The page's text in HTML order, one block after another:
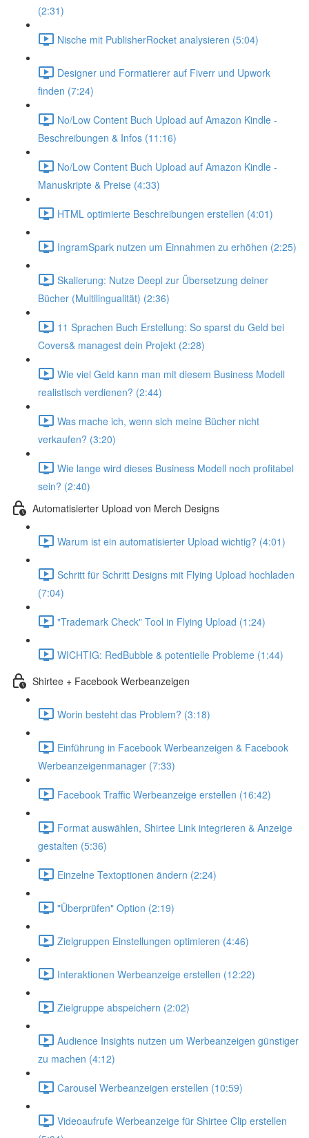
(2:31)
Nische mit PublisherRocket analysieren (5:04)
Designer und Formatierer auf Fiverr und Upwork
finden (7:24)
No/Low Content Buch Upload auf Amazon Kindle -
Beschreibungen & Infos (11:16)
No/Low Content Buch Upload auf Amazon Kindle -
Manuskripte & Preise (4:33)
HTML optimierte Beschreibungen erstellen (4:01)
IngramSpark nutzen um Einnahmen zu erhöhen (2:25)
Skalierung: Nutze Deepl zur Übersetzung deiner
Bücher (Multilingualität) (2:36)
11 Sprachen Buch Erstellung: So sparst du Geld bei
Covers& managest dein Projekt (2:28)
Wie viel Geld kann man mit diesem Business Modell
realistisch verdienen? (2:44)
Was mache ich, wenn sich meine Bücher nicht
verkaufen? (3:20)
Wie lange wird dieses Business Modell noch profitabel
sein? (2:40)
Automatisierter Upload von Merch Designs
Warum ist ein automatisierter Upload wichtig? (4:01)
Schritt für Schritt Designs mit Flying Upload hochladen
(7:04)
"Trademark Check" Tool in Flying Upload (1:24)
WICHTIG: RedBubble & potentielle Probleme (1:44)
Shirtee + Facebook Werbeanzeigen
Worin besteht das Problem? (3:18)
Einführung in Facebook Werbeanzeigen & Facebook
Werbeanzeigenmanager (7:33)
Facebook Traffic Werbeanzeige erstellen (16:42)
Format auswählen, Shirtee Link integrieren & Anzeige
gestalten (5:36)
Einzelne Textoptionen ändern (2:24)
"Überprüfen" Option (2:19)
Zielgruppen Einstellungen optimieren (4:46)
Interaktionen Werbeanzeige erstellen (12:22)
Zielgruppe abspeichern (2:02)
Audience Insights nutzen um Werbeanzeigen günstiger
zu machen (4:12)
Carousel Werbeanzeigen erstellen (10:59)
Videoaufrufe Werbeanzeige für Shirtee Clip erstellen